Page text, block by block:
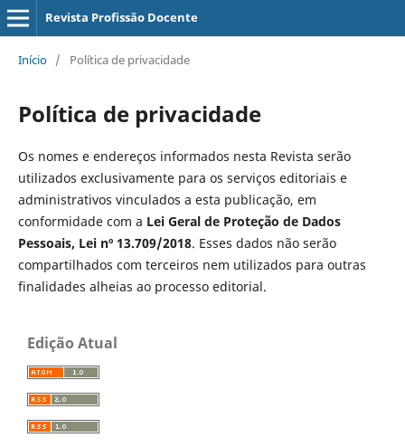
Revista Profissão Docente
Início / Política de privacidade
Política de privacidade
Os nomes e endereços informados nesta Revista serão
utilizados exclusivamente para os serviços editoriais e
administrativos vinculados a esta publicação, em
conformidade com a Lei Geral de Proteção de Dados
Pessoais, Lei nº 13.709/2018. Esses dados não serão
compartilhados com terceiros nem utilizados para outras
finalidades alheias ao processo editorial.
Edição Atual